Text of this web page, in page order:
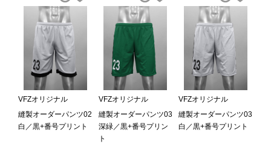
VFZオリジナル
縫製オーダーパンツ02
白／黒+番号プリント
VFZオリジナル
縫製オーダーパンツ03
深緑／黒+番号プリン
ト
VFZオリジナル
縫製オーダーパンツ03
白／黒+番号プリント